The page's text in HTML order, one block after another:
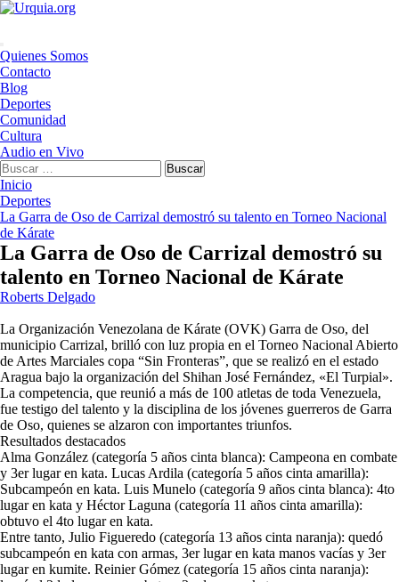
Saltar
Menú
principal
Quienes Somos
Contacto
Blog
Deportes
Comunidad
Cultura
Audio en Vivo
Buscar:
Inicio
Deportes
La Garra de Oso de Carrizal demostró su talento en Torneo Nacional
de Kárate
La Garra de Oso de Carrizal demostró su
talento en Torneo Nacional de Kárate
Roberts Delgado
La Organización Venezolana de Kárate (OVK) Garra de Oso, del
municipio Carrizal, brilló con luz propia en el Torneo Nacional Abierto
de Artes Marciales copa “Sin Fronteras”, que se realizó en el estado
Aragua bajo la organización del Shihan José Fernández, «El Turpial».
La competencia, que reunió a más de 100 atletas de toda Venezuela,
fue testigo del talento y la disciplina de los jóvenes guerreros de Garra
de Oso, quienes se alzaron con importantes triunfos.
Resultados destacados
Alma González (categoría 5 años cinta blanca): Campeona en combate
y 3er lugar en kata. Lucas Ardila (categoría 5 años cinta amarilla):
Subcampeón en kata. Luis Munelo (categoría 9 años cinta blanca): 4to
lugar en kata y Héctor Laguna (categoría 11 años cinta amarilla):
obtuvo el 4to lugar en kata.
Entre tanto, Julio Figueredo (categoría 13 años cinta naranja): quedó
subcampeón en kata con armas, 3er lugar en kata manos vacías y 3er
lugar en kumite. Reinier Gómez (categoría 15 años cinta naranja):